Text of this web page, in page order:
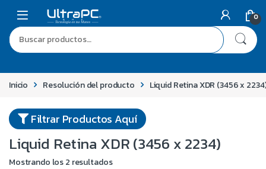
0
Inicio Resolución del producto Liquid Retina XDR (3456 x
Filtrar Productos Aquí
Liquid Retina XDR (3456 x 2234)
Mostrando los 2 resultados